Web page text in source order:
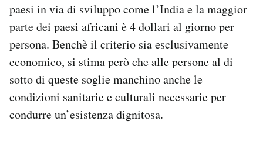
paesi in via di sviluppo come l’India e la maggior
parte dei paesi africani è 4 dollari al giorno per
persona. Benchè il criterio sia esclusivamente
economico, si stima però che alle persone al di
sotto di queste soglie manchino anche le
condizioni sanitarie e culturali necessarie per
condurre un’esistenza dignitosa.